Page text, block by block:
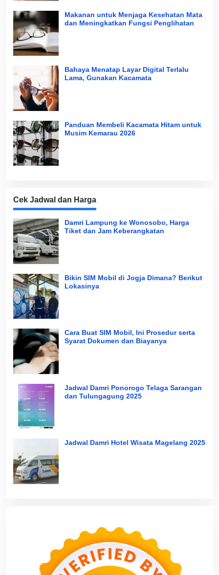
Makanan untuk Menjaga Kesehatan Mata
dan Meningkatkan Fungsi Penglihatan
Bahaya Menatap Layar Digital Terlalu
Lama, Gunakan Kacamata
Panduan Membeli Kacamata Hitam untuk
Musim Kemarau 2026
Cek Jadwal dan Harga
Damri Lampung ke Wonosobo, Harga
Tiket dan Jam Keberangkatan
Bikin SIM Mobil di Jogja Dimana? Berikut
Lokasinya
Cara Buat SIM Mobil, Ini Prosedur serta
Syarat Dokumen dan Biayanya
Jadwal Damri Ponorogo Telaga Sarangan
dan Tulungagung 2025
Jadwal Damri Hotel Wisata Magelang 2025